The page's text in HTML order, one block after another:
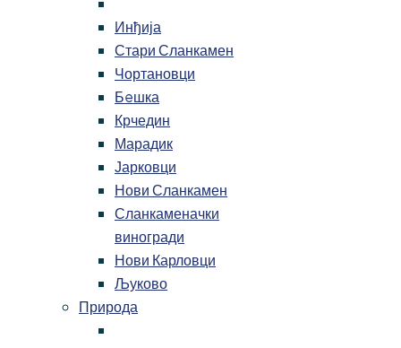
Инђија
Стари Сланкамен
Чортановци
Бeшка
Крчедин
Марадик
Јарковци
Нови Сланкамен
Сланкаменачки
виногради
Нови Карловци
Љуково
Природа